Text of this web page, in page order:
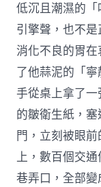
低沉且潮濕的
引擎聲，也不
消化不良的胃
了他蒜泥的「
手從桌上拿了
的皺衛生紙，
門，立刻被眼
上，數百個交
巷弄口，全部